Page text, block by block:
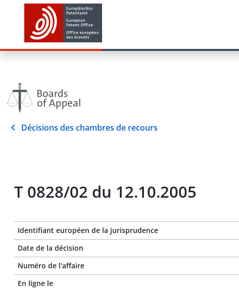
Décisions des chambres de recours
T 0828/02 du 12.10.2005
Identifiant européen de la jurisprudence
Date de la décision
Numéro de l'affaire
En ligne le